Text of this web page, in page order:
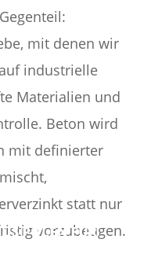
POLEN FÜR
mit denen wir
industrielle
Materialien und
Beton wird
mit definierter
statt nur
vorzubeugen.